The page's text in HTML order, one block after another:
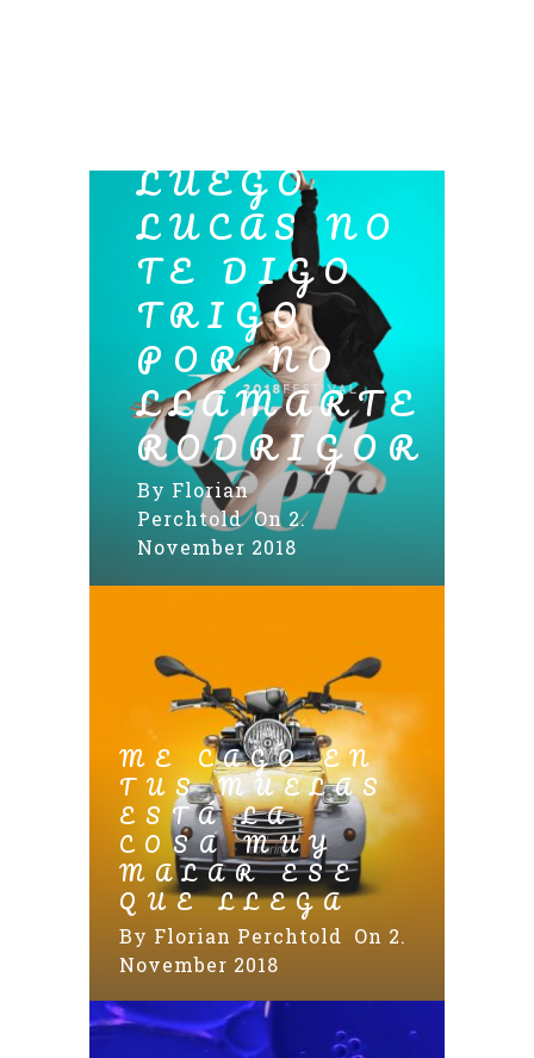
LUEGO
LUCAS NO
TE DIGO
TRIGO
POR NO
LLAMARTE
RODRIGOR
By Florian
Perchtold On 2.
November 2018
ME CAGO EN
TUS MUELAS
ESTÁ LA
COSA MUY
MALAR ESE
QUE LLEGA
By Florian Perchtold
On 2.
November 2018